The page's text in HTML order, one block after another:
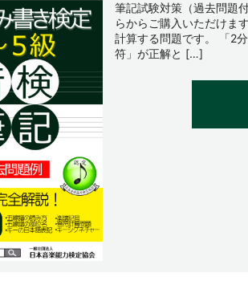
筆記試験対策（過去問題
らからご購入いただけま
計算する問題です。 「2
符」が正解と […]